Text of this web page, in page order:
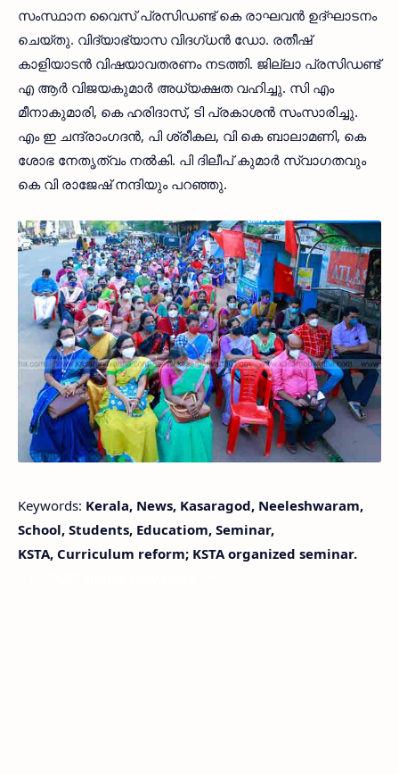
സംസ്ഥാന വൈസ് പ്രസിഡണ്ട് കെ രാഘവൻ ഉദ്ഘാടനം
ചെയ്തു. വിദ്യാഭ്യാസ വിദഗ്ധൻ ഡോ. രതീഷ്
കാളിയാടൻ വിഷയാവതരണം നടത്തി. ജില്ലാ പ്രസിഡണ്ട്
എ ആർ വിജയകുമാർ അധ്യക്ഷത വഹിച്ചു. സി എം
മീനാകുമാരി, കെ ഹരിദാസ്, ടി പ്രകാശൻ സംസാരിച്ചു.
എം ഇ ചന്ദ്രാംഗദൻ, പി ശ്രീകല, വി കെ ബാലാമണി, കെ
ശോഭ നേതൃത്വം നൽകി. പി ദിലീപ് കുമാർ സ്വാഗതവും
കെ വി രാജേഷ് നന്ദിയും പറഞ്ഞു.
Keywords: Kerala, News, Kasaragod, Neeleshwaram,
School, Students, Educatiom, Seminar,
KSTA, Curriculum reform; KSTA organized seminar.